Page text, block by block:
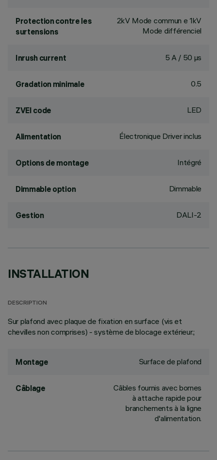
Protection contre les
surtensions
2kV Mode commun e 1kV
Mode différenciel
Inrush current 5 A / 50 µs
Gradation minimale 0.5
ZVEI code LED
Alimentation Électronique Driver inclus
Options de montage Intégré
Dimmable option Dimmable
Gestion DALI-2
INSTALLATION
DESCRIPTION
Sur plafond avec plaque de fixation en surface (vis et
chevilles non comprises) - système de blocage extérieur.;
Montage Surface de plafond
Câblage
Câbles fournis avec bornes
à attache rapide pour
branchements à la ligne
d'alimentation.